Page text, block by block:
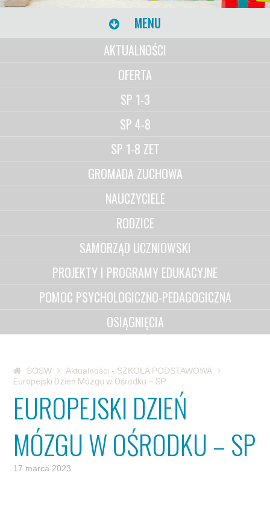
MENU
AKTUALNOŚCI
OFERTA
SP 1-3
SP 4-8
SP 1-8 ZET
GROMADA ZUCHOWA
NAUCZYCIELE
RODZICE
SAMORZĄD UCZNIOWSKI
PROJEKTY I PROGRAMY EDUKACYJNE
POMOC PSYCHOLOGICZNO-PEDAGOGICZNA
OSIĄGNIĘCIA
SOSW
Aktualności - SZKOŁA PODSTAWOWA
Europejski Dzień Mózgu w Ośrodku – SP
EUROPEJSKI DZIEŃ
MÓZGU W OŚRODKU – SP
17 marca 2023